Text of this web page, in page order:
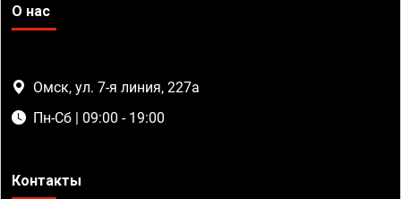
О нас
Омск, ул. 7-я линия, 227а
Пн-Сб | 09:00 - 19:00
Контакты